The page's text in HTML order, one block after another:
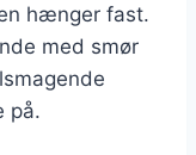
hænger fast.
med smør
på.